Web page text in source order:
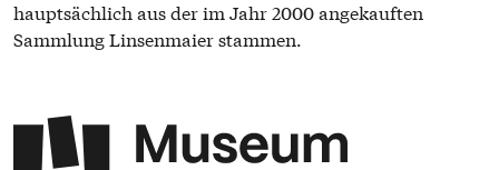
hauptsächlich aus der im Jahr 2000 angekauften
Sammlung Linsenmaier stammen.